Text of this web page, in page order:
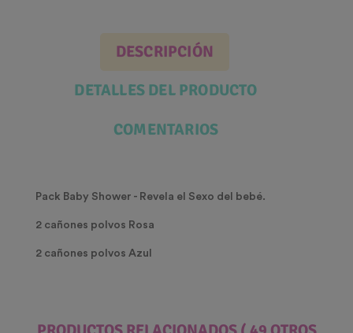
DESCRIPCIÓN
DETALLES DEL PRODUCTO
COMENTARIOS
Pack Baby Shower - Revela el Sexo del bebé.
2 cañones polvos Rosa
2 cañones polvos Azul